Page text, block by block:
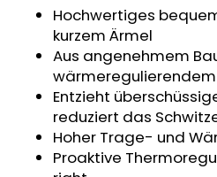
Hochwertiges
kurzem Ärmel
Aus angenehmem
Entzieht
reduziert das
Hoher Trage- und
Proaktive
KURZHOSE
DÜNN
ANGEL
OUTLAST®
GRAU
MELIERT